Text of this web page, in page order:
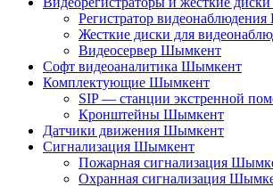
Регистратор
Жесткие диски для
Видеосервер Шымкент
Софт видеоаналитика Шымкент
Комплектующие Шымкент
SIP — станции экстренной
Кронштейны Шымкент
Датчики движения Шымкент
Сигнализация Шымкент
Пожарная сигнализация
Охранная сигнализация